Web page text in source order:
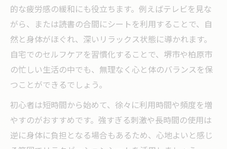
的な疲労感の緩和にも役立ちます。例えばテレビを見な
がら、または読書の合間にシートを利用することで、自
然と身体がほぐれ、深いリラックス状態に導かれます。
自宅でのセルフケアを習慣化することで、堺市や柏原市
の忙しい生活の中でも、無理なく心と体のバランスを保
つことができるでしょう。
初心者は短時間から始めて、徐々に利用時間や頻度を増
やすのがおすすめです。強すぎる刺激や長時間の使用は
逆に身体に負担となる場合もあるため、心地よいと感じ